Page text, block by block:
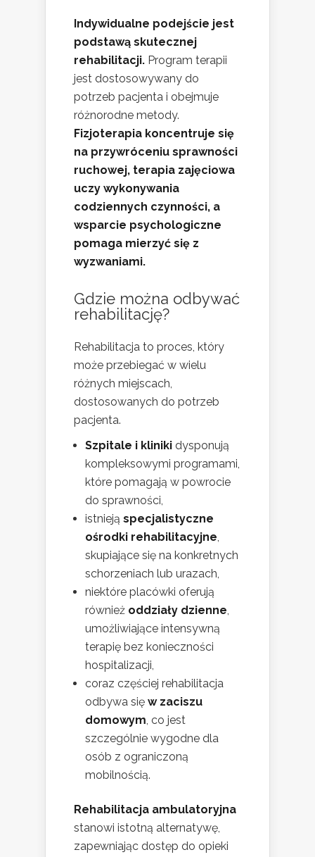
Indywidualne podejście jest
podstawą skutecznej
rehabilitacji. Program terapii
jest dostosowywany do
potrzeb pacjenta i obejmuje
różnorodne metody.
Fizjoterapia koncentruje się
na przywróceniu sprawności
ruchowej, terapia zajęciowa
uczy wykonywania
codziennych czynności, a
wsparcie psychologiczne
pomaga mierzyć się z
wyzwaniami.
Gdzie można odbywać
rehabilitację?
Rehabilitacja to proces, który
może przebiegać w wielu
różnych miejscach,
dostosowanych do potrzeb
pacjenta.
Szpitale i kliniki dysponują
kompleksowymi programami,
które pomagają w powrocie
do sprawności,
istnieją specjalistyczne
ośrodki rehabilitacyjne,
skupiające się na konkretnych
schorzeniach lub urazach,
niektóre placówki oferują
również oddziały dzienne,
umożliwiające intensywną
terapię bez konieczności
hospitalizacji,
coraz częściej rehabilitacja
odbywa się w zaciszu
domowym, co jest
szczególnie wygodne dla
osób z ograniczoną
mobilnością.
Rehabilitacja ambulatoryjna
stanowi istotną alternatywę,
zapewniając dostęp do opieki